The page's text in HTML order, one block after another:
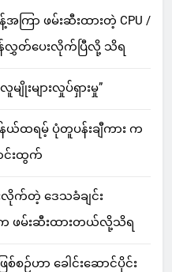
ကြာ ဖမ်းဆီးထားတဲ့ CPU /
န်လွှတ်ပေးလိုက်ပြီလို့ သိရ
ျိုးများလှုပ်ရှားမှု”
ါ်နယ်ထရမ့် ပုံတူပန်းချီကား က
ာင်းထွက်
က်တဲ့ ဒေသခံချင်း
က ဖမ်းဆီးထားတယ်လို့သိရ
စ်စဉ်ဟာ ခေါင်းဆောင်ပိုင်း